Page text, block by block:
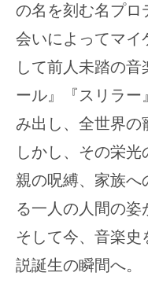
の名を刻む名プロ
会いによってマイ
して前人未踏の
ール』『スリラ
み出し、全世界の
しかし、その栄
親の呪縛、家族へ
る一人の人間の姿
そして今、音楽
説誕生の瞬間へ。